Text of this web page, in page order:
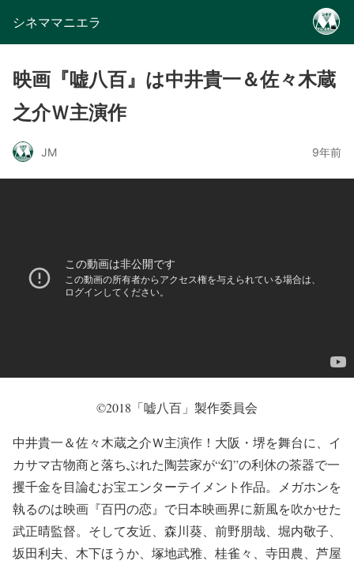
シネママニエラ
映画『嘘八百』は中井貴一＆佐々木蔵
之介Ｗ主演作
JM 9年前
©2018「嘘八百」製作委員会
中井貴一＆佐々木蔵之介Ｗ主演作！大阪・堺を舞台に、イ
カサマ古物商と落ちぶれた陶芸家が“幻”の利休の茶器で一
攫千金を目論むお宝エンターテイメント作品。メガホンを
執るのは映画『百円の恋』で日本映画界に新風を吹かせた
武正晴監督。そして友近、森川葵、前野朋哉、堀内敬子、
坂田利夫、木下ほうか、塚地武雅、桂雀々、寺田農、芦屋